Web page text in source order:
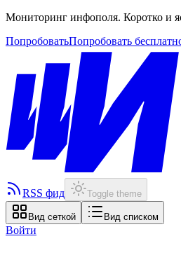
Мониторинг инфополя. Коротко и
ПопробоватьПопробовать
RSS фид Toggle theme
Вид сеткой Вид списком
Войти